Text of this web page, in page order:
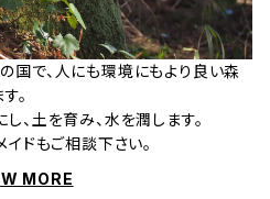
国で、人にも環境にもより良い森
。
、土を育み、水を潤します。
ドもご相談下さい。
MORE